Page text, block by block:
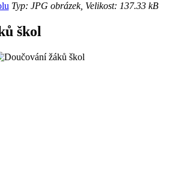
Typ: JPG obrázek, Velikost: 137.33 kB
škol